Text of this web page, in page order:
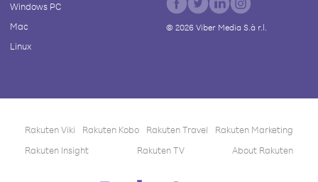
Windows PC
Mac
Linux
© 2026Viber Media S.à r.l.
Rakuten Viki Rakuten Kobo Rakuten Travel
Rakuten Marketing
Rakuten Insight
Rakuten TV About Rakuten